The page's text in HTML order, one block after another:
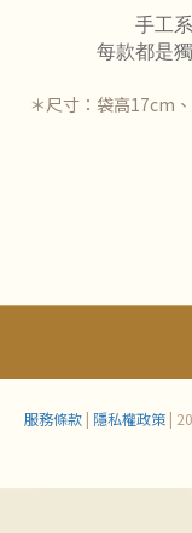
手工
每款都是
＊尺寸：袋高17cm
服務條款 | 隱私權政策 |